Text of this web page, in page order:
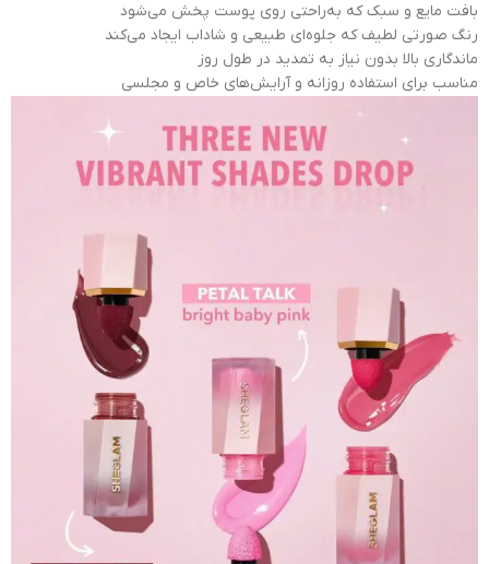
بافت مایع و سبک که به‌راحتی روی پوست پخش می‌شود
رنگ صورتی لطیف که جلوه‌ای طبیعی و شاداب ایجاد می‌کند
ماندگاری بالا بدون نیاز به تمدید در طول روز
مناسب برای استفاده روزانه و آرایش‌های خاص و مجلسی